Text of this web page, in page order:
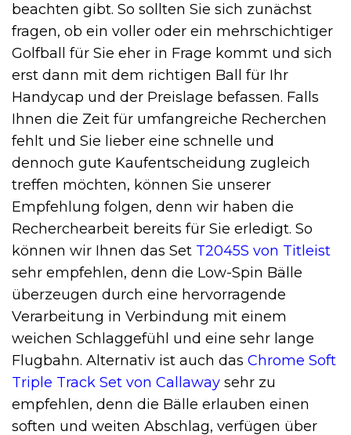
beachten gibt. So sollten Sie sich zunächst
fragen, ob ein voller oder ein mehrschichtiger
Golfball für Sie eher in Frage kommt und sich
erst dann mit dem richtigen Ball für Ihr
Handycap und der Preislage befassen. Falls
Ihnen die Zeit für umfangreiche Recherchen
fehlt und Sie lieber eine schnelle und
dennoch gute Kaufentscheidung zugleich
treffen möchten, können Sie unserer
Empfehlung folgen, denn wir haben die
Recherchearbeit bereits für Sie erledigt. So
können wir Ihnen das Set T2045S von Titleist
sehr empfehlen, denn die Low-Spin Bälle
überzeugen durch eine hervorragende
Verarbeitung in Verbindung mit einem
weichen Schlaggefühl und eine sehr lange
Flugbahn. Alternativ ist auch das Chrome Soft
Triple Track Set von Callaway sehr zu
empfehlen, denn die Bälle erlauben einen
soften und weiten Abschlag, verfügen über